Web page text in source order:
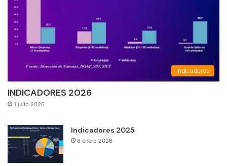
Indicadores
INDICADORES 2026
1 julio 2026
Indicadores 2025
6 enero 2026